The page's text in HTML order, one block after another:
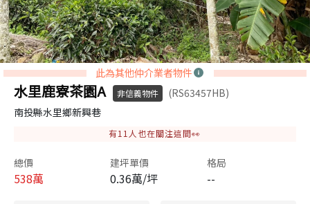
此為其他仲介業者物件
水里鹿寮茶園A 非信義物件
(RS63457HB)
南投縣水里鄉新興巷
有11 人也在關注這間👀
總價
538萬
建坪單價
0.36萬/坪
格局
--